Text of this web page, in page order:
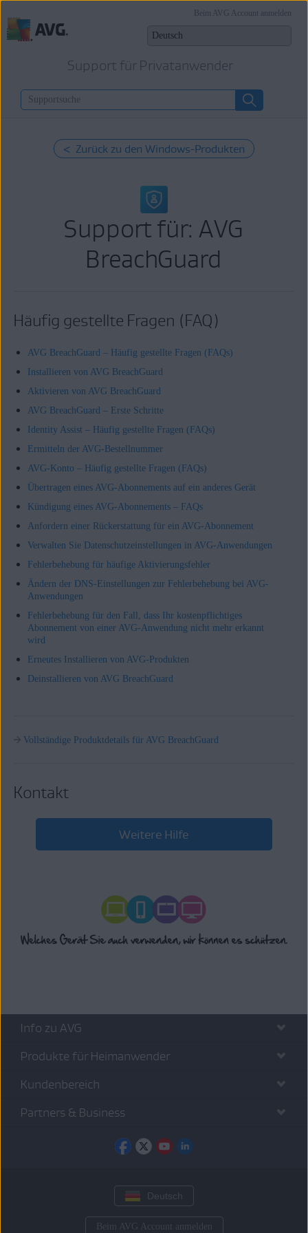
Support für Privatanwender
Beim AVG Account anmelden
< Zurück zu den Windows-Produkten
Support für: AVG
BreachGuard
Häufig gestellte Fragen (FAQ)
AVG BreachGuard – Häufig gestellte Fragen (FAQs)
Installieren von AVG BreachGuard
Aktivieren von AVG BreachGuard
AVG BreachGuard – Erste Schritte
Identity Assist – Häufig gestellte Fragen (FAQs)
Ermitteln der AVG-Bestellnummer
AVG-Konto – Häufig gestellte Fragen (FAQs)
Übertragen eines AVG-Abonnements auf ein anderes Gerät
Kündigung eines AVG-Abonnements – FAQs
Anfordern einer Rückerstattung für ein AVG-Abonnement
Verwalten Sie Datenschutzeinstellungen in AVG-Anwendungen
Fehlerbehebung für häufige Aktivierungsfehler
Ändern der DNS-Einstellungen zur Fehlerbehebung bei AVG-
Anwendungen
Fehlerbehebung für den Fall, dass Ihr kostenpflichtiges
Abonnement von einer AVG-Anwendung nicht mehr erkannt
wird
Erneutes Installieren von AVG-Produkten
Deinstallieren von AVG BreachGuard
Vollständige Produktdetails für AVG BreachGuard
Kontakt
Weitere Hilfe
Info zu AVG
Produkte für Heimanwender
Kundenbereich
Partners & Business
Deutsch
Beim AVG Account anmelden